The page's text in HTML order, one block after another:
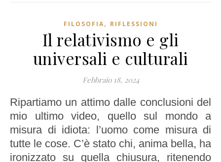
FILOSOFIA, RIFLESSIONI
Il relativismo e gli
universali e culturali
Febbraio 18, 2024
Ripartiamo un attimo dalle conclusioni del
mio ultimo video, quello sul mondo a
misura di idiota: l’uomo come misura di
tutte le cose. C’è stato chi, anima bella, ha
ironizzato su quella chiusura, ritenendo